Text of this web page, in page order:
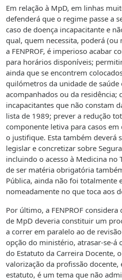
Em relação à MpD, em linhas
defenderá que o regime passe a
caso de doença incapacitante e
qual, quem necessita, poderá (ou
a FENPROF, é imperioso acabar
para horários disponíveis;
ainda que se encontrem
quilómetros da unidade de saúde
acompanhados ou da residência;
incapacitantes que não constam
lista de 1989; prever a redução
componente letiva para casos
o justifique. Esta também deverá
legislar e concretizar sobre
incluindo o acesso à Medicina no
de ser matéria obrigatória
Pública, ainda não foi totalmente
nomeadamente no que toca aos
Por último, a FENPROF
de MpD deveria constituir um
a correr em paralelo ao de
opção do ministério, atrasar-se-á
do Estatuto da Carreira Docente,
valorização da profissão
estatuto, é um tema que não